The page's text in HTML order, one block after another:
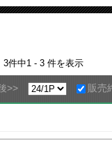
3件中1 - 3 件を表示
>> 販売